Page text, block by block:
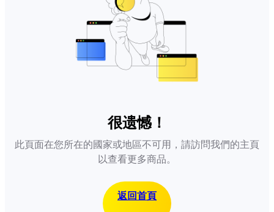
很遗憾！
此頁面在您所在的國家或地區不可用，請訪問我們的主頁
以查看更多商品。
返回首頁